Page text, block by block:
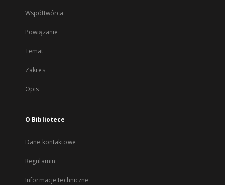
Współtwórca
Powiązanie
Temat
Zakres
Opis
O Bibliotece
Dane kontaktowe
Regulamin
Informacje techniczne